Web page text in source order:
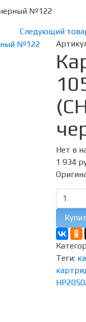
черный №122
Следующий
Нет в
1 934
Теги:
HP2050